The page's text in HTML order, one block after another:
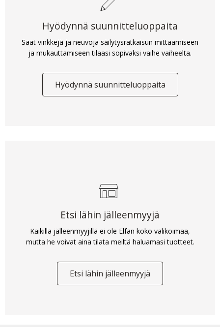
Hyödynnä suunnitteluoppaita
Saat vinkkejä ja neuvoja säilytysratkaisun mittaamiseen
ja mukauttamiseen tilaasi sopivaksi vaihe vaiheelta.
Hyödynnä suunnitteluoppaita
Etsi lähin jälleenmyyjä
Kaikilla jälleenmyyjillä ei ole Elfan koko valikoimaa,
mutta he voivat aina tilata meiltä haluamasi tuotteet.
Etsi lähin jälleenmyyjä